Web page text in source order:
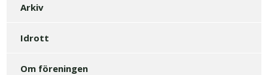
Arkiv
Idrott
Om föreningen